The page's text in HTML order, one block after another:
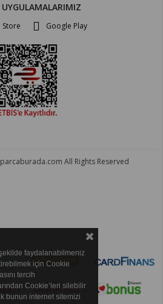
Google Play
All Rights Reserved
faydalanabilmeniz
için Cookie
tercih
Cookie’leri silebilir
bunun internet sitemizi